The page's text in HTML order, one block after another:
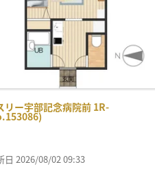
リー宇部記念病院前 1R-
日 2026/08/02 09:33